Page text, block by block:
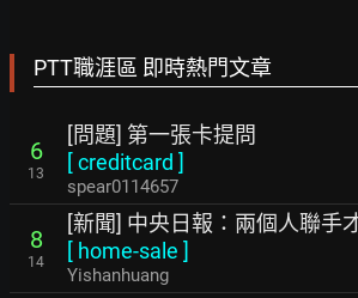
PTT職涯區 即時熱門文章
6
13
[問題] 第一張卡提問
[creditcard ]
spear0114657
8
14
[新聞] 中央日報：兩個人聯手
[ home-sale ]
Yishanhuang